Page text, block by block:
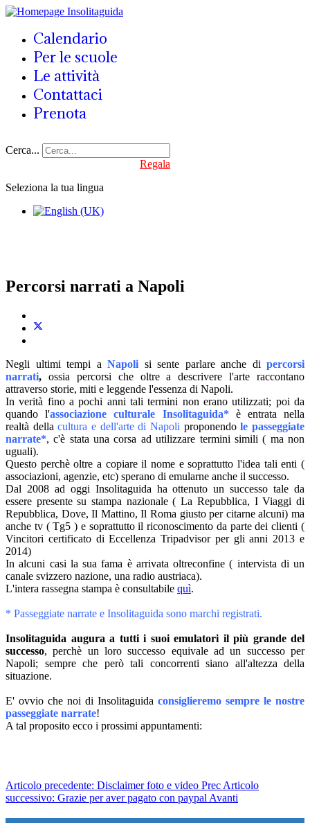
Calendario
Per le scuole
Le attività
Contattaci
Prenota
Cerca...
Regala
Seleziona la tua lingua
Percorsi narrati a Napoli
Negli ultimi tempi a Napoli si sente parlare anche di percorsi
narrati, ossia percorsi che oltre a descrivere l'arte raccontano
attraverso storie, miti e leggende l'essenza di Napoli.
In verità fino a pochi anni tali termini non erano utilizzati; poi da
quando l'associazione culturale Insolitaguida* è entrata nella
realtà dellacultura e dell'arte di Napoli proponendole passeggiate
narrate*, c'è stata una corsa ad utilizzare termini simili ( ma non
uguali).
Questo perchè oltre a copiare il nome e soprattutto l'idea tali enti (
associazioni, agenzie, etc) sperano di emularne anche il successo.
Dal 2008 ad oggi Insolitaguida ha ottenuto un successo tale da
essere presente su stampa nazionale ( La Repubblica, I Viaggi di
Repubblica, Dove, Il Mattino, Il Roma giusto per citarne alcuni) ma
anche tv ( Tg5 ) e soprattutto il riconoscimento da parte dei clienti (
Vincitori certificato di Eccellenza Tripadvisor per gli anni 2013 e
2014)
In alcuni casi la sua fama è arrivata oltreconfine ( intervista di un
canale svizzero nazione, una radio austriaca).
L'intera rassegna stampa è consultabile quì.
* Passeggiate narrate e Insolitaguida sono marchi registrati.
Insolitaguida augura a tutti i suoi emulatori il più grande del
successo, perchè un loro successo equivale ad un successo per
Napoli; sempre che però tali concorrenti siano all'altezza della
situazione.
E' ovvio che noi di Insolitaguida consiglieremo sempre le nostre
passeggiate narrate!
A tal proposito ecco i prossimi appuntamenti:
Articolo precedente: Disclaimer foto e video Prec Articolo
successivo: Grazie per aver pagato con paypal Avanti